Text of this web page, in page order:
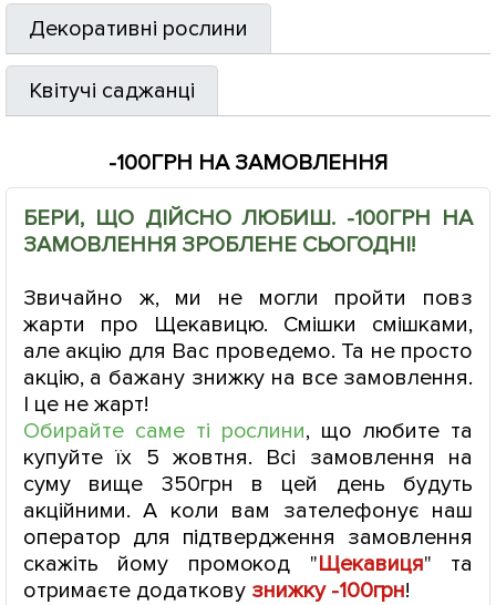
Декоративні рослини
Квітучі саджанці
-100ГРН НА ЗАМОВЛЕННЯ
БЕРИ, ЩО ДІЙСНО ЛЮБИШ. -100ГРН НА
ЗАМОВЛЕННЯ ЗРОБЛЕНЕ СЬОГОДНІ!
Звичайно ж, ми не могли пройти повз
жарти про Щекавицю. Смішки смішками,
але акцію для Вас проведемо. Та не просто
акцію, а бажану знижку на все замовлення.
І це не жарт!
Обирайте саме ті рослини, що любите та
купуйте їх 5 жовтня. Всі замовлення на
суму вище 350грн в цей день будуть
акційними. А коли вам зателефонує наш
оператор для підтвердження замовлення
скажіть йому промокод "Щекавиця" та
отримаєте додаткову знижку -100грн!